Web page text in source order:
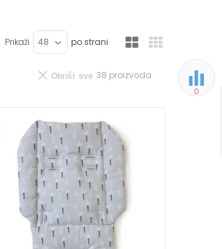
0
Prikaži po strani
38 proizvoda
Obriši sve